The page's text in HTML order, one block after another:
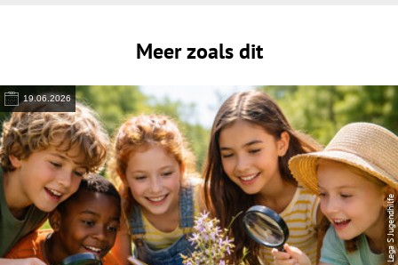
Meer zoals dit
19.06.2026
© Lega S Jugendhilfe